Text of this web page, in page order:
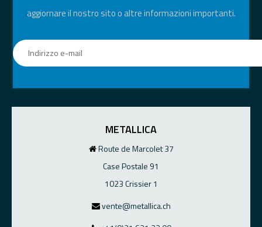
aggiornare il nostro sito o altre informazioni importanti.
METALLICA
Route de Marcolet 37
Case Postale 91
1023 Crissier 1
vente@metallica.ch